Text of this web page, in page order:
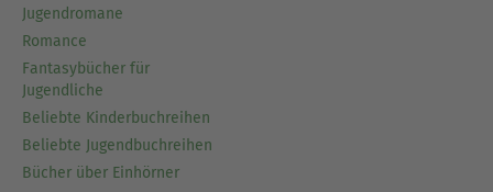
Jugendromane
Romance
Fantasybücher für
Jugendliche
Beliebte Kinderbuchreihen
Beliebte Jugendbuchreihen
Bücher über Einhörner